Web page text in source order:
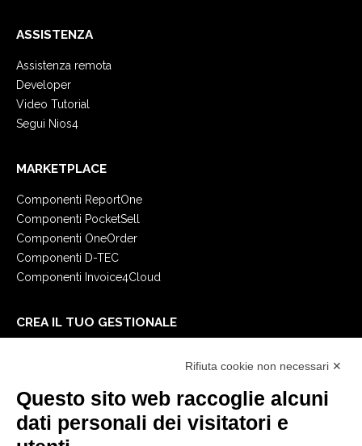
ASSISTENZA
Assistenza remota
Developer
Video Tutorial
Segui Nios4
MARKETPLACE
Componenti ReportOne
Componenti PocketSell
Componenti OneOrder
Componenti D-TEC
Componenti Invoice4Cloud
CREA IL TUO GESTIONALE
E-Book
Blog
Rifiuta cookie non necessari ✕
Questo sito web raccoglie alcuni
dati personali dei visitatori e